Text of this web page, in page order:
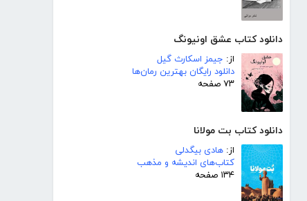
دانلود کتاب عشق اونیونگ
از: جیمز اسکارث گیل
دانلود رایگان بهترین رمان‌ها
۷۳ صفحه
دانلود کتاب بت مولانا
از: هادی بیگدلی
کتاب‌های اندیشه و مذهب
۱۳۴ صفحه